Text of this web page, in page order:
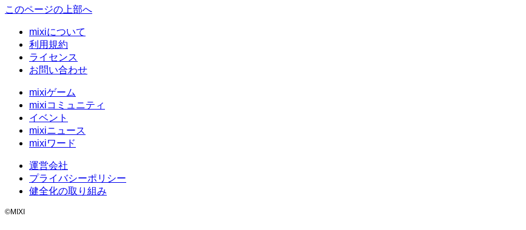
このページの上部へ
mixiについて
利用規約
ライセンス
お問い合わせ
mixiゲーム
mixiコミュニティ
イベント
mixiニュース
mixiワード
運営会社
プライバシーポリシー
健全化の取り組み
©MIXI